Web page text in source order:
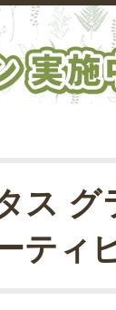
ス グ
ティ